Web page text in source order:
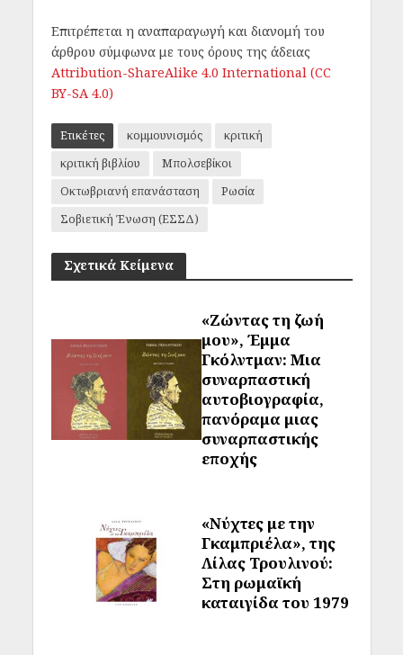
Επιτρέπεται η αναπαραγωγή και διανομή του
άρθρου σύμφωνα με τους όρους της άδειας
Attribution-ShareAlike 4.0 International (CC
BY-SA 4.0)
Ετικέτες κομμουνισμός
κριτική
κριτική βιβλίου
Μπολσεβίκοι
Οκτωβριανή επανάσταση
Ρωσία
Σοβιετική Ένωση (ΕΣΣΔ)
Σχετικά Κείμενα
«Ζώντας τη ζωή
μου», Έμμα
Γκόλντμαν: Μια
συναρπαστική
αυτοβιογραφία,
πανόραμα μιας
συναρπαστικής
εποχής
«Νύχτες με την
Γκαμπριέλα», της
Λίλας Τρουλινού:
Στη ρωμαϊκή
καταιγίδα του 1979